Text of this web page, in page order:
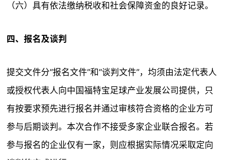
（六）具有依法缴纳税收和社会保障资金的良好记录。
四、报名及谈判
提交文件分“报名文件”和“谈判文件”，均须由法定代表人
或授权代表人向中国福特宝足球产业发展公司提供，只
有按要求预先进行报名并通过审核符合资格的企业方可
参与后期谈判。本次合作不接受多家企业联合报名。若
参与报名的企业仅有一家，则应根据实际情况采取定向